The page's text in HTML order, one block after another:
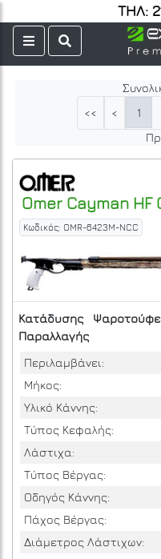
ΤΗΛ:
<<
< 1
Omer Cayman HF
Κωδικός: OMR-6423M-NCC
Κατάδυσης
Παραλλαγής
Περιλαμβάνει:
Μήκος:
Υλικό Κάννης:
Τύπος Κεφαλής:
Λάστιχα:
Τύπος Βέργας:
Οδηγός Κάννης:
Πάχος Βέργας:
Διάμετρος Λάστιχων: